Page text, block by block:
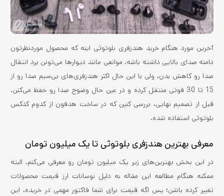
آخرین مورد هنگام خرید هندزفری بلوتوثی اینه که محصول موردنظرتون
دامنه صدای بالایی داشته باشه. موانعی مانند دیوارها می‌تونن برد انتقال
صدا رو کاهش بدن، ولی با این حال اکثر هندزفری‌های بی‌سیم صدا رو از
15 تا 30 فوتی منتقل کرده و در عین حال وضوح صدا رو حفظ می‌کنن.
قبل از تصمیم نهایی، بررسی کنین که در ساخت هدفون از کدوم کدکس
بلوتوثی استفاده شده.
معرفی بهترین هندزفری بلوتوثی تا یک میلیون تومان
در این بخش بهترین‌های زیر یک میلیون تومان رو معرفی می‌کنم. البته
ممکنه هنگام مطالعه این مقاله به دلیل نوسانات ارز قیمت محصولات
تغییر کرده باشن؛ پس اگه قیمت برای شما فاکتور مهمی در خریده، این